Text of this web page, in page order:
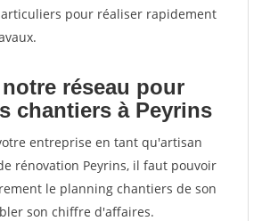
pour réaliser rapidement
réseau pour
chantiers à Peyrins
entreprise en tant qu'artisan
rénovation Peyrins, il faut pouvoir
le planning chantiers de son
son chiffre d'affaires.